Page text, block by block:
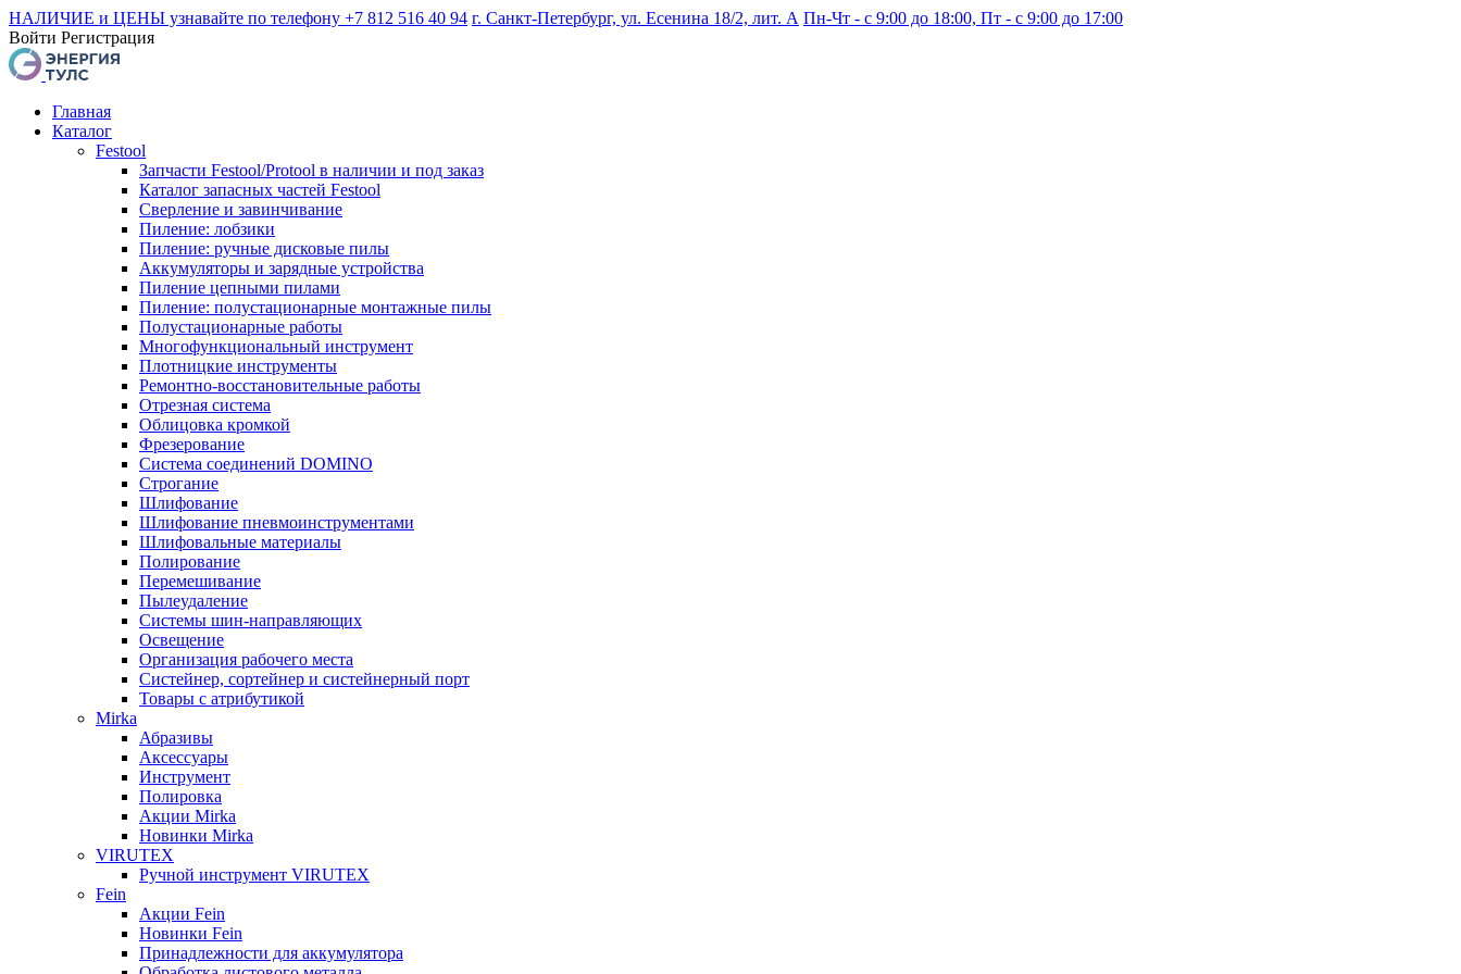
НАЛИЧИЕ и ЦЕНЫ узнавайте по телефону +7 812 516 40 94 г. Санкт-Петербург, ул. Есенина 18/2, лит. А Пн-Чт - с 9:00 до 18:00, Пт - с 9:00 до 17:00
Войти Регистрация
Главная
Каталог
Festool
Запчасти Festool/Protool в наличии и под заказ
Каталог запасных частей Festool
Сверление и завинчивание
Пиление: лобзики
Пиление: ручные дисковые пилы
Аккумуляторы и зарядные устройства
Пиление цепными пилами
Пиление: полустационарные монтажные пилы
Полустационарные работы
Многофункциональный инструмент
Плотницкие инструменты
Ремонтно-восстановительные работы
Отрезная система
Облицовка кромкой
Фрезерование
Система соединений DOMINO
Строгание
Шлифование
Шлифование пневмоинструментами
Шлифовальные материалы
Полирование
Перемешивание
Пылеудаление
Системы шин-направляющих
Освещение
Организация рабочего места
Систейнер, сортейнер и систейнерный порт
Товары с атрибутикой
Mirka
Абразивы
Аксессуары
Инструмент
Полировка
Акции Mirka
Новинки Mirka
VIRUTEX
Ручной инструмент VIRUTEX
Fein
Акции Fein
Новинки Fein
Принадлежности для аккумулятора